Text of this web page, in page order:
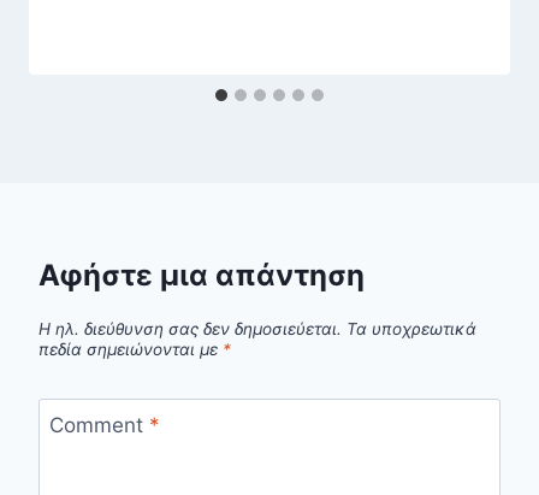
Αφήστε μια απάντηση
Η ηλ. διεύθυνση σας δεν δημοσιεύεται. Τα υποχρεωτικά
πεδία σημειώνονται με *
Comment *